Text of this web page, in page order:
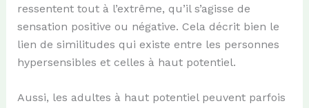
ressentent tout à l’extrême, qu’il s’agisse de
sensation positive ou négative. Cela décrit bien le
lien de similitudes qui existe entre les personnes
hypersensibles et celles à haut potentiel.
Aussi, les adultes à haut potentiel peuvent parfois